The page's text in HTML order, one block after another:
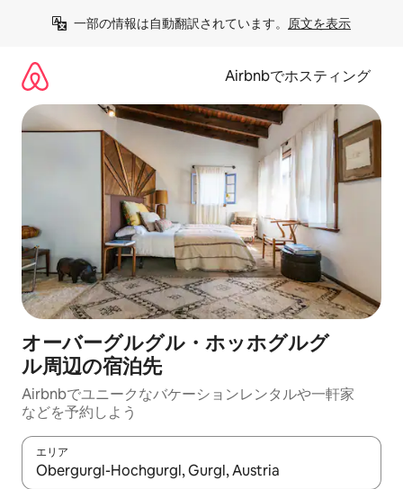
一部の情報は自動翻訳されています。 原文を表示
Airbnbでホスティング
オーバーグルグル・ホッホグルグ
ル⁠周⁠辺⁠の宿⁠泊⁠先
Airbnbでユニークなバ⁠ケ⁠ー⁠シ⁠ョ⁠ンレ⁠ン⁠タ⁠ルや一⁠軒⁠家
な⁠ど⁠を予⁠約⁠し⁠よ⁠う
エリア
検索結果が表示されたら、上下の矢印キーを使って移動するか